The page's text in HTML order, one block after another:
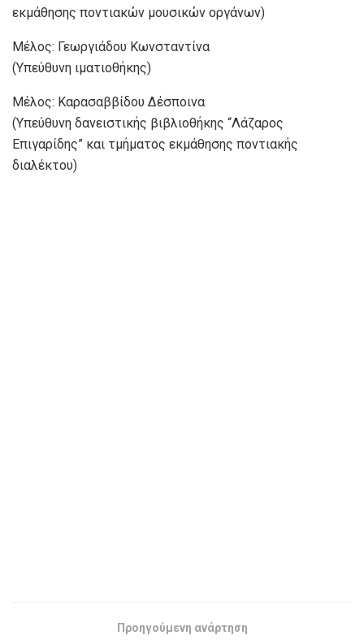
εκμάθησης ποντιακών μουσικών οργάνων)
Μέλος: Γεωργιάδου Κωνσταντίνα
(Υπεύθυνη ιματιοθήκης)
Μέλος: Καρασαββίδου Δέσποινα
(Υπεύθυνη δανειστικής βιβλιοθήκης “Λάζαρος
Επιγαρίδης” και τμήματος εκμάθησης ποντιακής
διαλέκτου)
Προηγούμενη ανάρτηση